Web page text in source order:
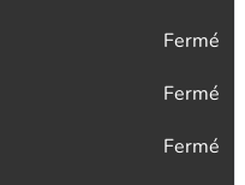
Fermé
Fermé
Fermé